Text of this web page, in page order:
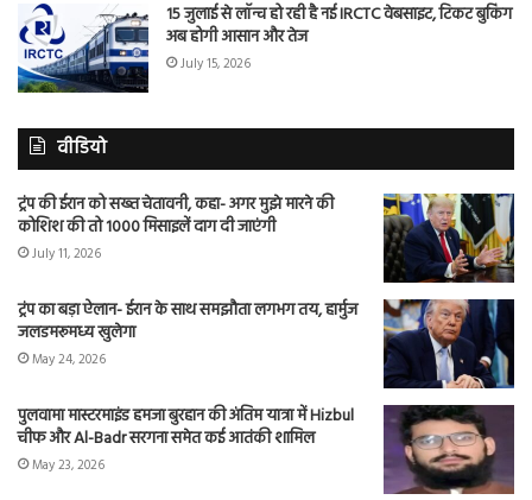
15 जुलाई से लॉन्च हो रही है नई IRCTC वेबसाइट, टिकट बुकिंग
अब होगी आसान और तेज
July 15, 2026
वीडियो
ट्रंप की ईरान को सख्त चेतावनी, कहा- अगर मुझे मारने की
कोशिश की तो 1000 मिसाइलें दाग दी जाएंगी
July 11, 2026
ट्रंप का बड़ा ऐलान- ईरान के साथ समझौता लगभग तय, हार्मुज
जलडमरूमध्य खुलेगा
May 24, 2026
पुलवामा मास्टरमाइंड हमजा बुरहान की अंतिम यात्रा में Hizbul
चीफ और Al-Badr सरगना समेत कई आतंकी शामिल
May 23, 2026